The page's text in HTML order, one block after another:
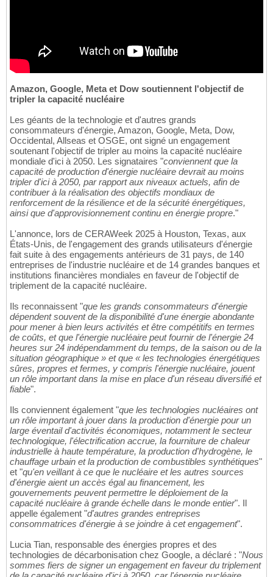
Amazon, Google, Meta et Dow soutiennent l'objectif de
tripler la capacité nucléaire
Les géants de la technologie et d'autres grands
consommateurs d'énergie, Amazon, Google, Meta, Dow,
Occidental, Allseas et OSGE, ont signé un engagement
soutenant l'objectif de tripler au moins la capacité nucléaire
mondiale d'ici à 2050. Les signataires "conviennent que la
capacité de production d'énergie nucléaire devrait au moins
tripler d'ici à 2050, par rapport aux niveaux actuels, afin de
contribuer à la réalisation des objectifs mondiaux de
renforcement de la résilience et de la sécurité énergétiques,
ainsi que d'approvisionnement continu en énergie propre."
L'annonce, lors de CERAWeek 2025 à Houston, Texas, aux
États-Unis, de l'engagement des grands utilisateurs d'énergie
fait suite à des engagements antérieurs de 31 pays, de 140
entreprises de l'industrie nucléaire et de 14 grandes banques et
institutions financières mondiales en faveur de l'objectif de
triplement de la capacité nucléaire.
Ils reconnaissent "que les grands consommateurs d'énergie
dépendent souvent de la disponibilité d'une énergie abondante
pour mener à bien leurs activités et être compétitifs en termes
de coûts, et que l'énergie nucléaire peut fournir de l'énergie 24
heures sur 24 indépendamment du temps, de la saison ou de la
situation géographique » et que « les technologies énergétiques
sûres, propres et fermes, y compris l'énergie nucléaire, jouent
un rôle important dans la mise en place d'un réseau diversifié et
fiable".
Ils conviennent également "que les technologies nucléaires ont
un rôle important à jouer dans la production d'énergie pour un
large éventail d'activités économiques, notamment le secteur
technologique, l'électrification accrue, la fourniture de chaleur
industrielle à haute température, la production d'hydrogène, le
chauffage urbain et la production de combustibles synthétiques"
et "qu'en veillant à ce que le nucléaire et les autres sources
d'énergie aient un accès égal au financement, les
gouvernements peuvent permettre le déploiement de la
capacité nucléaire à grande échelle dans le monde entier". Il
appelle également "d'autres grandes entreprises
consommatrices d'énergie à se joindre à cet engagement".
Lucia Tian, responsable des énergies propres et des
technologies de décarbonisation chez Google, a déclaré : "Nous
sommes fiers de signer un engagement en faveur du triplement